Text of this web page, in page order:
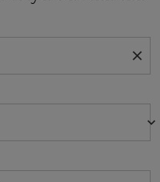
close
keyboard_arrow_down